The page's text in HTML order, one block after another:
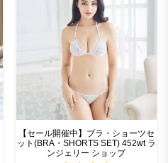
【セール開催中】ブラ・ショーツセ
ット(BRA・SHORTS SET) 452wt ラ
ンジェリー ショップ